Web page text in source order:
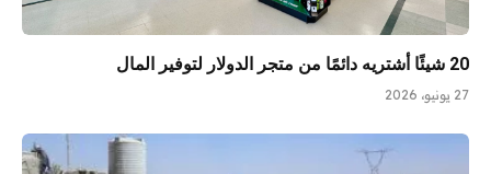
20 شيئًا أشتريه دائمًا من متجر الدولار لتوفير المال
27 يونيو، 2026